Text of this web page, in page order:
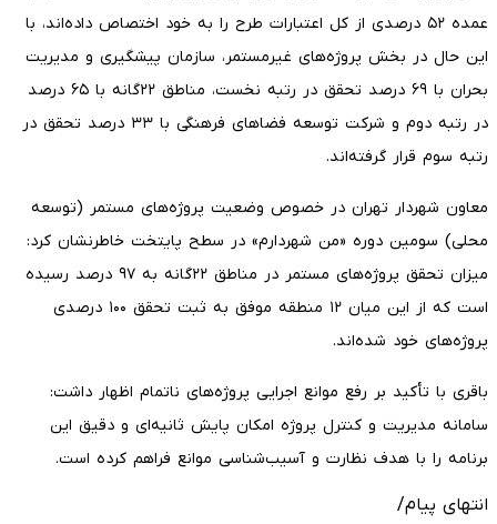
عمده ۵۲ درصدی از کل اعتبارات طرح را به خود اختصاص داده‌اند، با
این حال در بخش پروژه‌های غیرمستمر، سازمان پیشگیری و مدیریت
بحران با ۶۹ درصد تحقق در رتبه نخست، مناطق ۲۲‌گانه با ۶۵ درصد
در رتبه دوم و شرکت توسعه فضاهای فرهنگی با ۳۳ درصد تحقق در
رتبه سوم قرار گرفته‌اند.
معاون شهردار تهران در خصوص وضعیت پروژه‌های مستمر (توسعه
محلی) سومین دوره «من شهردارم» در سطح پایتخت خاطرنشان کرد:
میزان تحقق پروژه‌های مستمر در مناطق ۲۲‌گانه به ۹۷ درصد رسیده
است که از این میان ۱۲ منطقه موفق به ثبت تحقق ۱۰۰ درصدی
پروژه‌های خود شده‌اند.
باقری با تأکید بر رفع موانع اجرایی پروژه‌های ناتمام اظهار داشت:
سامانه مدیریت و کنترل پروژه امکان پایش ثانیه‌ای و دقیق این
برنامه را با هدف نظارت و آسیب‌شناسی موانع فراهم کرده است.
انتهای پیام/